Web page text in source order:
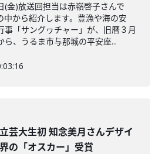
(金)放送回担当は赤嶺啓子さんで
中から紹介します。豊漁や海の安
事「サングヮチャー」が、旧暦３月
ら、うるま市与那城の平安座...
芸大生初 知念美月さんデザイ
の「オスカー」受賞